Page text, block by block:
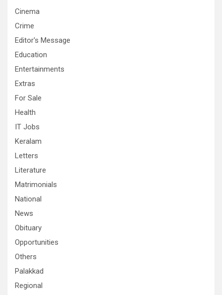
Cinema
Crime
Editor's Message
Education
Entertainments
Extras
For Sale
Health
IT Jobs
Keralam
Letters
Literature
Matrimonials
National
News
Obituary
Opportunities
Others
Palakkad
Regional